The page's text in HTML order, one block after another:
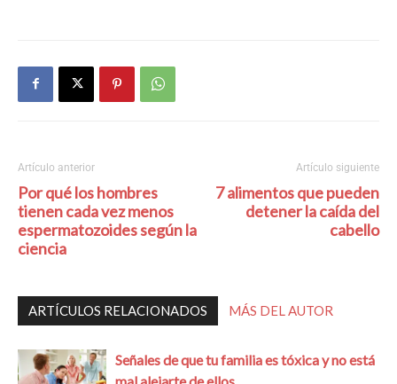
Artículo anterior
Por qué los hombres
tienen cada vez menos
espermatozoides según la
ciencia
Artículo siguiente
7 alimentos que pueden
detener la caída del
cabello
ARTÍCULOS RELACIONADOS MÁS DEL AUTOR
Señales de que tu familia es tóxica y no está